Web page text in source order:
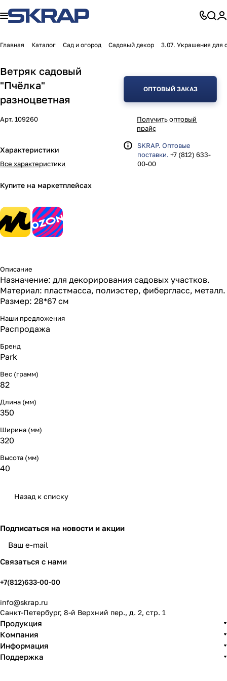
Главная Каталог Сад и огород Садовый декор 3.07. Украшения для
Ветряк садовый
"Пчёлка"
разноцветная
Арт. 109260
Характеристики
Все характеристики
Купите на маркетплейсах
ОПТОВЫЙ ЗАКАЗ
Получить оптовый
прайс
SKRAP. Оптовые
поставки. +7 (812) 633-
00-00
Описание
Назначение: для декорирования садовых участков.
Материал: пластмасса, полиэстер, фибергласс, металл.
Размер: 28*67 см
Наши предложения
Распродажа
Бренд
Park
Вес (грамм)
82
Длина (мм)
350
Ширина (мм)
320
Высота (мм)
40
Назад к списку
Подписаться на новости и акции
Связаться с нами
+7(812)633-00-00
info@skrap.ru
Санкт-Петербург, 8-й Верхний пер., д. 2, стр. 1
Продукция
Компания
Информация
Поддержка